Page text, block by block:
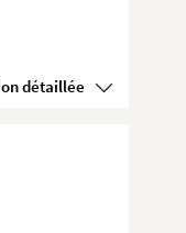
Voir la présentation détaillée